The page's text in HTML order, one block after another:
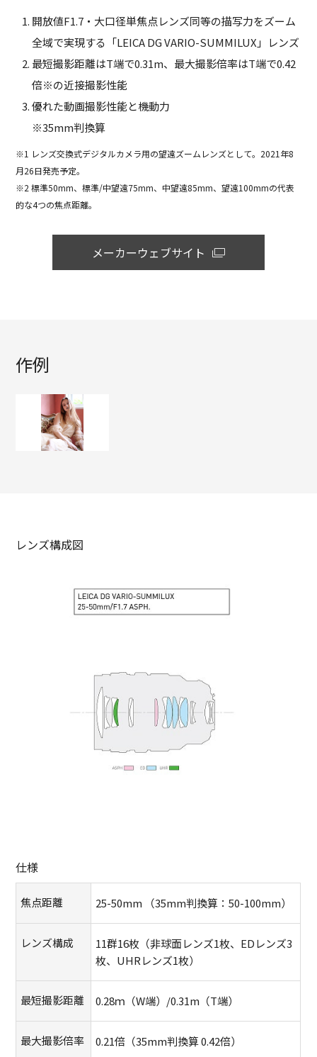
開放値F1.7・大口径単焦点レンズ同等の描写力をズーム
全域で実現する「LEICA DG VARIO-SUMMILUX」レンズ
最短撮影距離はT端で0.31m、最大撮影倍率はT端で0.42
倍※の近接撮影性能
優れた動画撮影性能と機動力
※35mm判換算
※1 レンズ交換式デジタルカメラ用の望遠ズームレンズとして。2021年8
月26日発売予定。
※2 標準50mm、標準/中望遠75mm、中望遠85mm、望遠100mmの代表
的な4つの焦点距離。
メーカーウェブサイト
る
作例
レンズ構成図
仕様
焦点距離 25-50mm （35mm判換算：50-100mm）
レンズ構成
11群16枚（非球面レンズ1枚、EDレンズ3
枚、UHRレンズ1枚）
最短撮影距離 0.28ｍ（W端）/0.31m（T端）
最大撮影倍率 0.21倍（35mm判換算 0.42倍）